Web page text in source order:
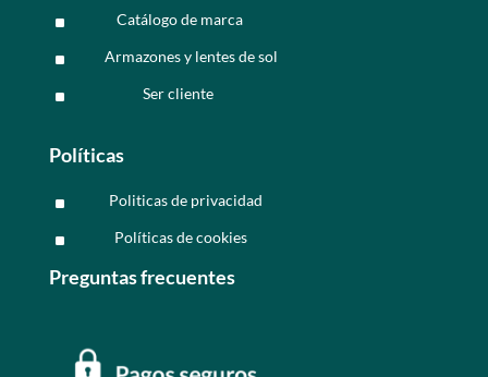
^ Catálogo de marca
^ Armazones y lentes de sol
^ Ser cliente
Políticas
^ Politicas de privacidad
^ Políticas de cookies
Preguntas frecuentes